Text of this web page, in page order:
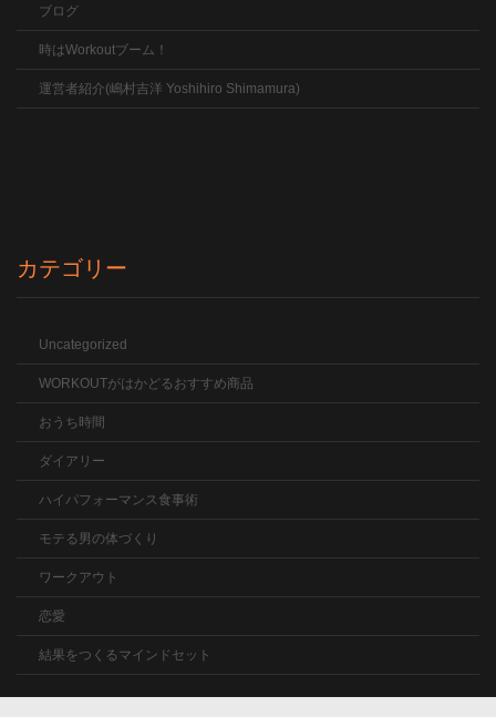
ブログ
時はWorkoutブーム！
運営者紹介(嶋村吉洋 Yoshihiro Shimamura)
カテゴリー
Uncategorized
WORKOUTがはかどるおすすめ商品
おうち時間
ダイアリー
ハイパフォーマンス食事術
モテる男の体づくり
ワークアウト
恋愛
結果をつくるマインドセット